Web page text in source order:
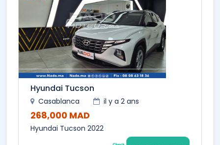
Hyundai Tucson
Casablanca il y a 2 ans
268,000 MAD
Hyundai Tucson 2022